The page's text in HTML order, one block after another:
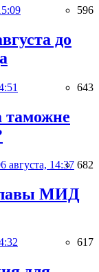
596
до
643
таможне
августа, 14:37 682
МИД
617